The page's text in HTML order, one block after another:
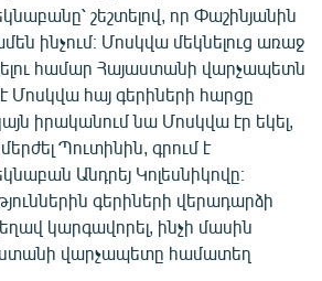
շեշտելով, որ Փաշինյանին
ինչում։ Մոսկվա մեկնելուց առաջ
համար Հայաստանի վարչապետն
Մոսկվա հայ գերիների հարցը
իրականում նա Մոսկվա էր եկել,
Պուտինին, գրում է
Անդրեյ Կոլեսնիկովը։
գերիների վերադարձի
կարգավորել, ինչի մասին
վարչապետը համատեղ